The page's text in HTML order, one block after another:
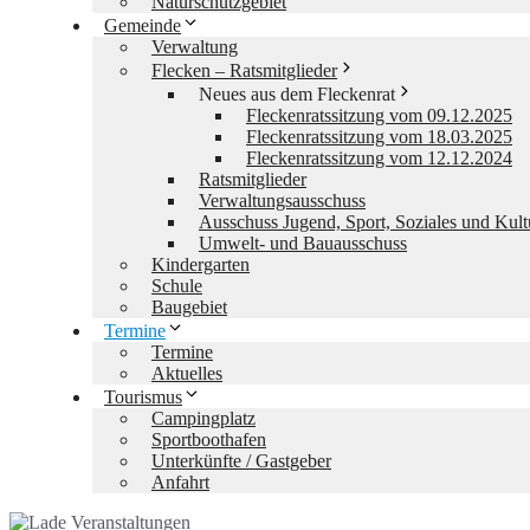
Gemeinde
Verwaltung
Flecken – Ratsmitglieder
Neues aus dem Fleckenrat
Fleckenratssitzung vom 09.12.2025
Fleckenratssitzung vom 18.03.2025
Fleckenratssitzung vom 12.12.2024
Ratsmitglieder
Verwaltungsausschuss
Ausschuss Jugend, Sport, Soziales und
Umwelt- und Bauausschuss
Kindergarten
Schule
Baugebiet
Termine
Termine
Aktuelles
Tourismus
Campingplatz
Sportboothafen
Unterkünfte / Gastgeber
Anfahrt